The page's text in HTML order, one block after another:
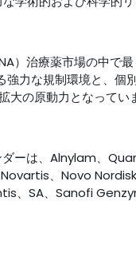
）治療薬市場の中で
力な規制環境と、個
大の原動力となってい
ダーは、Alnylam、
、Novo
、SA、Sanofi